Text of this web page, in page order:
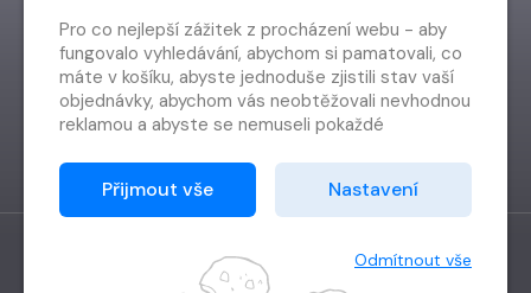
Vytvořilo Grand IT s.r.o.
Pro co nejlepší zážitek z procházení webu - aby
fungovalo vyhledávání, abychom si pamatovali, co
máte v košíku, abyste jednoduše zjistili stav vaší
objednávky, abychom vás neobtěžovali nevhodnou
reklamou a abyste se nemuseli pokaždé
Proto od vás potřebujeme souhlas se
zpracováním souborů cookies
Děkujeme, že nám ho dáte a pomůžete nám tak
Přijmout vše Nastavení
Odmítnout vše